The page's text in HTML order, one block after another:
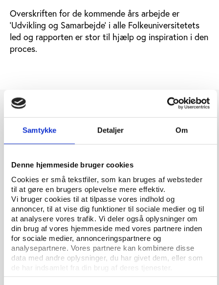
Samtykke Detaljer Om
Denne hjemmeside bruger cookies
Cookies er små tekstfiler, som kan bruges af websteder
til at gøre en brugers oplevelse mere effektiv.
Vi bruger cookies til at tilpasse vores indhold og
annoncer, til at vise dig funktioner til sociale medier og til
at analysere vores trafik. Vi deler også oplysninger om
din brug af vores hjemmeside med vores partnere inden
for sociale medier, annonceringspartnere og
analysepartnere. Vores partnere kan kombinere disse
data med andre oplysninger, du har givet dem, eller som
de har indsamlet fra din brug af deres tjenester.
Overskriften for de kommende års arbejde er
'Udvikling og Samarbejde' i alle Folkeuniversitetets
led og rapporten er stor til hjælp og inspiration i den
proces.
Læs de øvrige artikler om
undersøgelsen